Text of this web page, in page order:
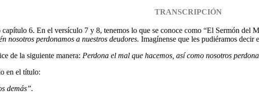
TRANSCRIPCIÓN
6. En el versículo 7 y 8, tenemos lo que se conoce como “El Sermón del
nosotros perdonamos a nuestros deudores. Imagínense que les pudiéramos decir
de la siguiente manera: Perdona el mal que hacemos, así como nosotros
en el título:
demás”.